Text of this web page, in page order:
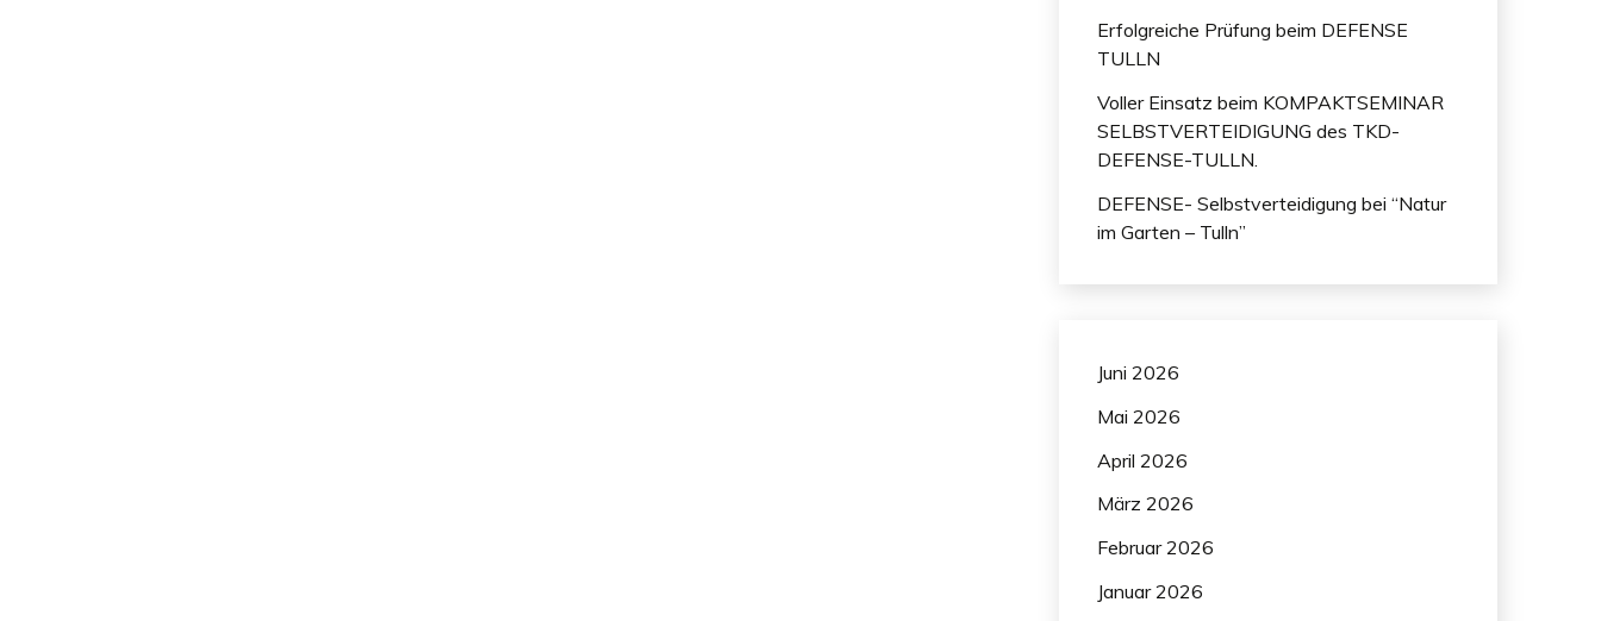
Erfolgreiche Prüfung beim DEFENSE
TULLN
Voller Einsatz beim KOMPAKTSEMINAR
SELBSTVERTEIDIGUNG des TKD-
DEFENSE-TULLN.
DEFENSE- Selbstverteidigung bei “Natur
im Garten – Tulln”
Juni 2026
Mai 2026
April 2026
März 2026
Februar 2026
Januar 2026